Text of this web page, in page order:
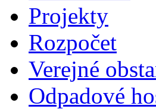
Projekty
Rozpočet
Verejné
Odpadové